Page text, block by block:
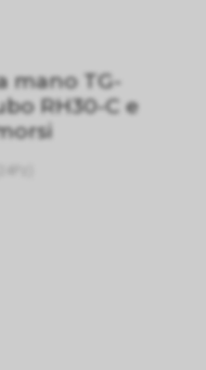
mano TG-
RH30-C e